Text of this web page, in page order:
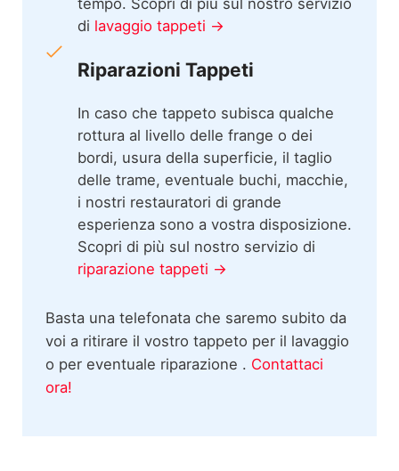
tempo. Scopri di più sul nostro servizio
di lavaggio tappeti →
Riparazioni Tappeti
In caso che tappeto subisca qualche
rottura al livello delle frange o dei
bordi, usura della superficie, il taglio
delle trame, eventuale buchi, macchie,
i nostri restauratori di grande
esperienza sono a vostra disposizione.
Scopri di più sul nostro servizio di
riparazione tappeti →
Basta una telefonata che saremo subito da
voi a ritirare il vostro tappeto per il lavaggio
o per eventuale riparazione . Contattaci
ora!